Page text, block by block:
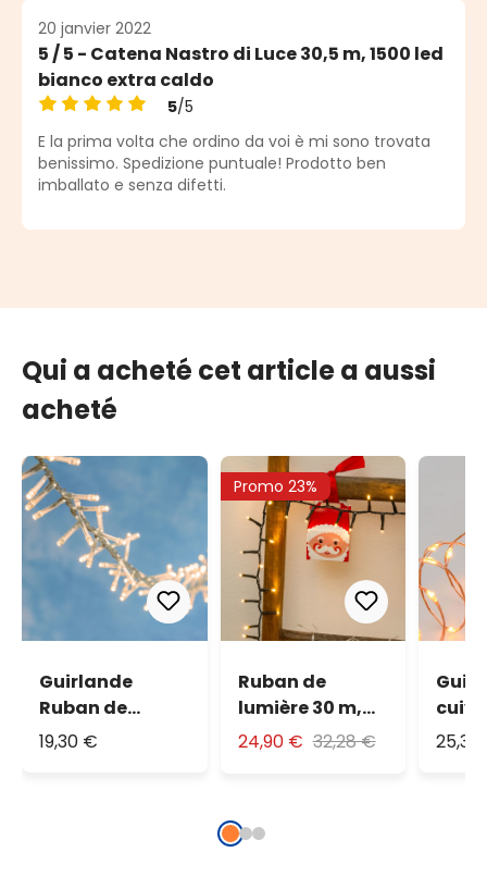
20 janvier 2022
5 / 5 - Catena Nastro di Luce 30,5 m, 1500 led
bianco extra caldo
Note moyenne de 5 sur 5 étoiles
5/5
E la prima volta che ordino da voi è mi sono trovata
benissimo. Spedizione puntuale! Prodotto ben
imballato e senza difetti.
Qui a acheté cet article a aussi
acheté
Guirlande
Ruban de
lumière 14,9 m,
19,30 €
Promo 23%
Ruban de
lumière 30 m,
1500 led blanc
24,90 € 32,28 €
500